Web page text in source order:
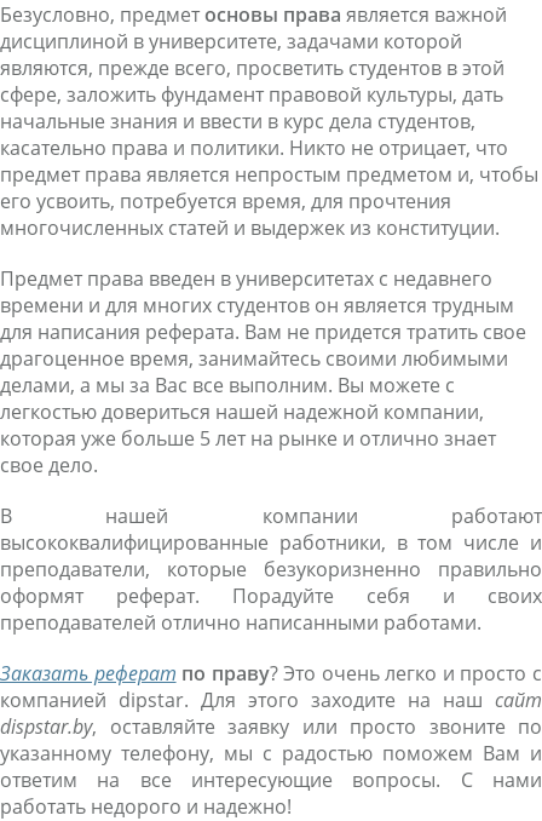
Безусловно, предметосновы права является важной
дисциплиной в университете, задачами которой
являются, прежде всего, просветить студентов в этой
сфере, заложить фундамент правовой культуры, дать
начальные знания и ввести в курс дела студентов,
касательно права и политики. Никто не отрицает, что
предмет права является непростым предметом и, чтобы
его усвоить, потребуется время, для прочтения
многочисленных статей и выдержек из конституции.
Предмет права введен в университетах с недавнего
времени и для многих студентов он является трудным
для написания реферата. Вам не придется тратить свое
драгоценное время, занимайтесь своими любимыми
делами, а мы за Вас все выполним. Вы можете с
легкостью довериться нашей надежной компании,
которая уже больше 5 лет на рынке и отлично знает
свое дело.
В нашей компании работают
высококвалифицированные работники, в том числе и
преподаватели, которые безукоризненно правильно
оформят реферат. Порадуйте себя и своих
преподавателей отлично написанными работами.
Заказать реферат по праву? Это очень легко и просто с
компанией dipstar. Для этого заходите на наш сайт
dispstar.by, оставляйте заявку или просто звоните по
указанному телефону, мы с радостью поможем Вам и
ответим на все интересующие вопросы. С нами
работать недорого и надежно!